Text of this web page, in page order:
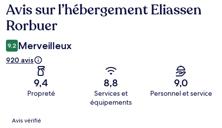
Avis
Avis sur l’hébergement Eliassen
Rorbuer
9,2 Merveilleux
920 avis
9,4
Propreté
8,8
Services et
équipements
9,0
Personnel et service
Avis
Avis vérifié